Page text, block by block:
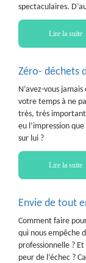
spectaculaires.
Lire la suite
Zéro- déchets
N’avez-vous
votre temps à ne
très, très important
eu l’impression
sur lui ?
Lire la suite
Envie de tout
Comment faire
qui nous empêche
professionnelle ?
peur de l’échec ?